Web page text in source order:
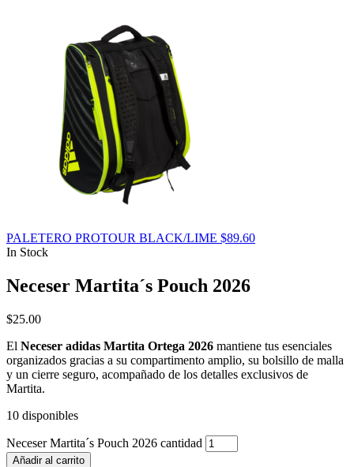
PALETERO PROTOUR BLACK/LIME $89.60
In Stock
Neceser Martita´s Pouch 2026
$25.00
El Neceser adidas Martita Ortega 2026 mantiene tus esenciales
organizados gracias a su compartimento amplio, su bolsillo de malla
y un cierre seguro, acompañado de los detalles exclusivos de
Martita.
10 disponibles
Neceser Martita´s Pouch 2026 cantidad
Añadir al carrito